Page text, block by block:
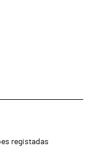
registadas